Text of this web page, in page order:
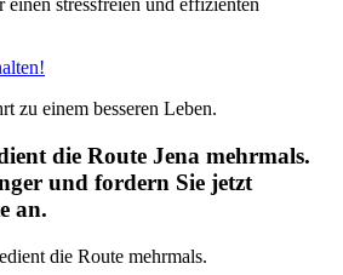
einen stressfreien und effizienten
zu einem besseren Leben.
die Route Jena mehrmals.
und fordern Sie jetzt
an.
die Route mehrmals.